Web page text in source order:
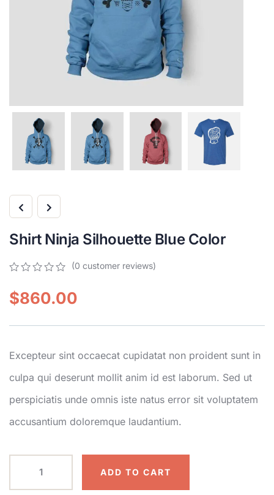
Shirt Ninja Silhouette Blue Color
(0 customer reviews)
$860.00
Excepteur sint occaecat cupidatat non proident sunt in
culpa qui deserunt mollit anim id est laborum. Sed ut
perspiciatis unde omnis iste natus error sit voluptatem
accusantium doloremque laudantium.
ADD TO CART